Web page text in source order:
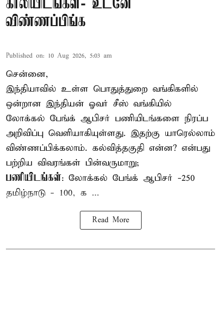
காலியிடங்கள்- உடனே
விண்ணப்பிங்க
Published on: 10 Aug 2026, 5:03 am
சென்னை,
இந்தியாவில் உள்ள பொதுத்துறை வங்கிகளில்
ஒன்றான இந்தியன் ஓவர் சீஸ் வங்கியில்
லோக்கல் பேங்க் ஆபிசர் பணியிடங்களை நிரப்ப
அறிவிப்பு வெளியாகியுள்ளது. இதற்கு யாரெல்லாம்
விண்ணப்பிக்கலாம். கல்வித்தகுதி என்ன? என்பது
பற்றிய விவரங்கள் பின்வருமாறு;
பணியிடங்கள்: லோக்கல் பேங்க் ஆபிசர் -250
தமிழ்நாடு - 100, க ...
Read More